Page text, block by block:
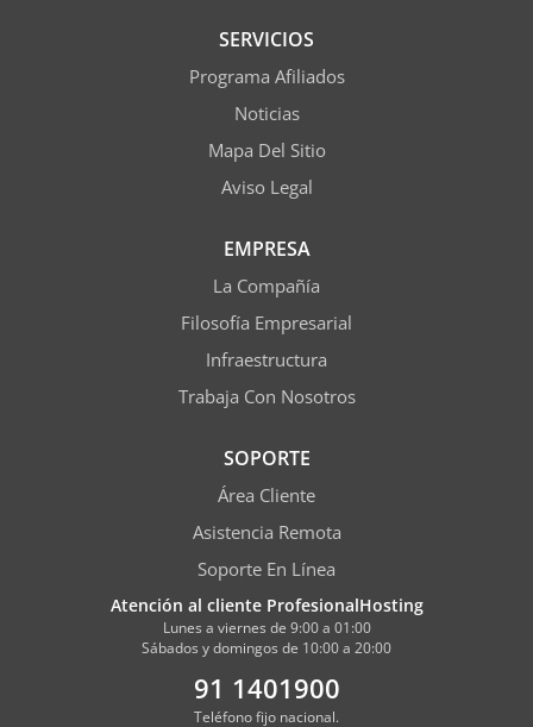
SERVICIOS
Programa Afiliados
Noticias
Mapa Del Sitio
Aviso Legal
EMPRESA
La Compañía
Filosofía Empresarial
Infraestructura
Trabaja Con Nosotros
SOPORTE
Área Cliente
Asistencia Remota
Soporte En Línea
Atención al cliente ProfesionalHosting
Lunes a viernes de 9:00 a 01:00
Sábados y domingos de 10:00 a 20:00
91 1401900
Teléfono fijo nacional.